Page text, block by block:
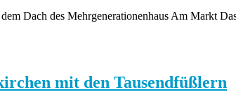
Dach des Mehrgenerationenhaus Am Markt
mit den Tausendfüßlern